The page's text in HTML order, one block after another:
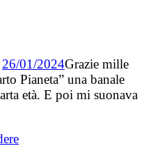
26/01/2024Grazie mille
Pianeta” una banale
età. E poi mi suonava